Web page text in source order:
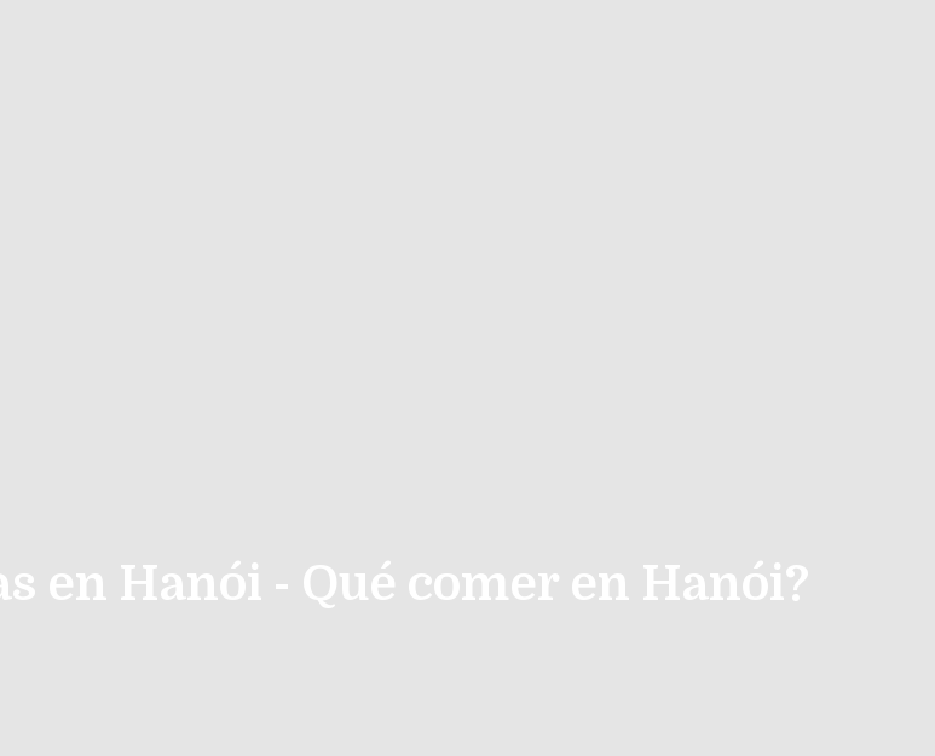
en Hanói - Qué comer en Hanói?